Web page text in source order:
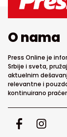
O nama
Press Online je
Srbije i sveta,
aktuelnim
relevantne i
kontinuirano